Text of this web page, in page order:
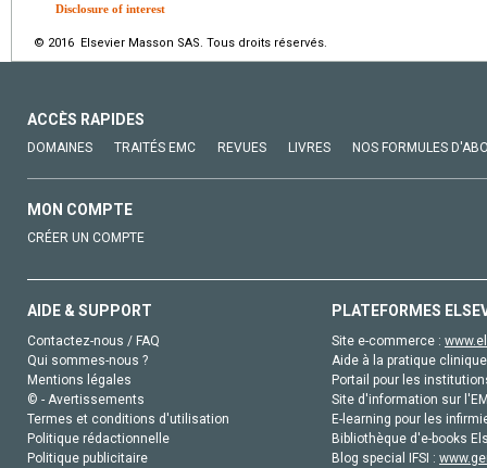
Disclosure of interest
© 2016 Elsevier Masson SAS. Tous droits réservés.
ACCÈS RAPIDES
DOMAINES TRAITÉS EMC REVUES LIVRES NOS FORMULES
MON COMPTE
CRÉER UN COMPTE
AIDE & SUPPORT
Contactez-nous / FAQ
Qui sommes-nous ?
Mentions légales
© - Avertissements
Termes et conditions d'utilisation
Politique rédactionnelle
Politique publicitaire
PLATEFORMES
Site e-commerce :
Aide à la pratique
Portail pour les
Site d'information sur
E-learning pour les
Bibliothèque d'e-books
Blog special IFSI :